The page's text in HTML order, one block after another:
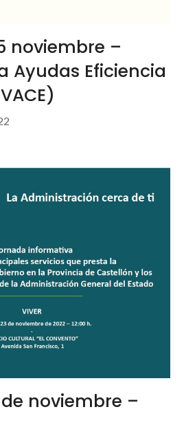
noviembre –
Ayudas Eficiencia
noviembre –